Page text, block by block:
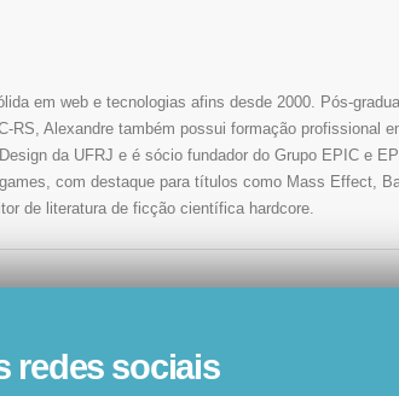
em web e tecnologias afins desde 2000. Pós-
Alexandre também possui formação profissional
da UFRJ e é sócio fundador do Grupo EPIC e
com destaque para títulos como Mass Effect,
de literatura de ficção científica hardcore.
redes sociais